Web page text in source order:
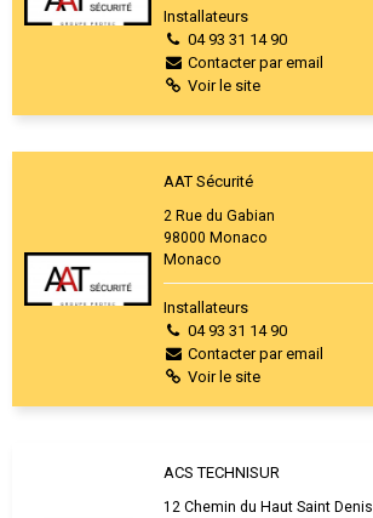
Installateurs
04 93 31 14 90
Contacter par email
Voir le site
AAT Sécurité
2 Rue du Gabian
98000 Monaco
Monaco
Installateurs
04 93 31 14 90
Contacter par email
Voir le site
ACS TECHNISUR
12 Chemin du Haut Saint Denis